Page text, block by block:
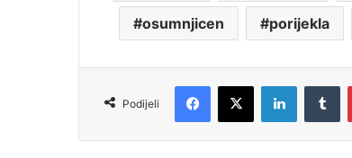
osumnjicen porijekla
Podijeli